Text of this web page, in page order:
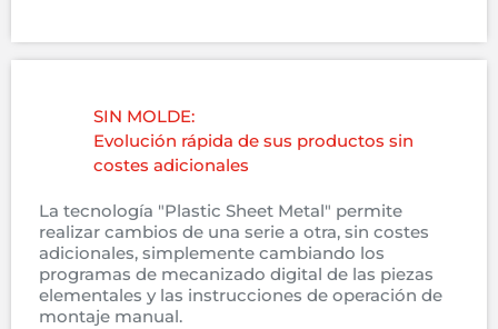
SIN MOLDE:
Evolución rápida de sus productos sin
costes adicionales
La tecnología "Plastic Sheet Metal" permite
realizar cambios de una serie a otra, sin costes
adicionales, simplemente cambiando los
programas de mecanizado digital de las piezas
elementales y las instrucciones de operación de
montaje manual.